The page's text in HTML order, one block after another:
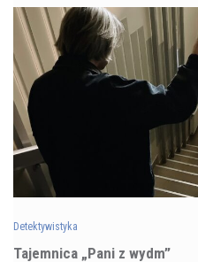
Detektywistyka
Tajemnica „Pani z wydm”